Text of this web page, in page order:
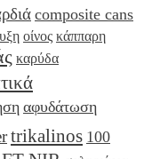
composite cans
οίνος κάππαρη
καρύδα
αφυδάτωση
trikalinos 100